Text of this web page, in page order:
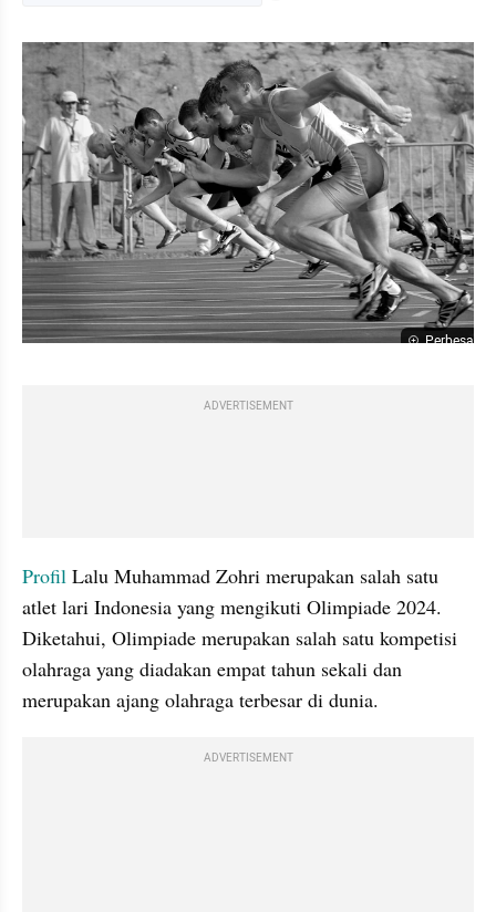
Perbesar
ADVERTISEMENT
Profil Lalu Muhammad Zohri merupakan salah satu
atlet lari Indonesia yang mengikuti Olimpiade 2024.
Diketahui, Olimpiade merupakan salah satu kompetisi
olahraga yang diadakan empat tahun sekali dan
merupakan ajang olahraga terbesar di dunia.
ADVERTISEMENT